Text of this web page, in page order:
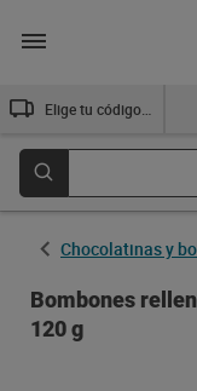
Chocolatinas y
Bombones
120 g